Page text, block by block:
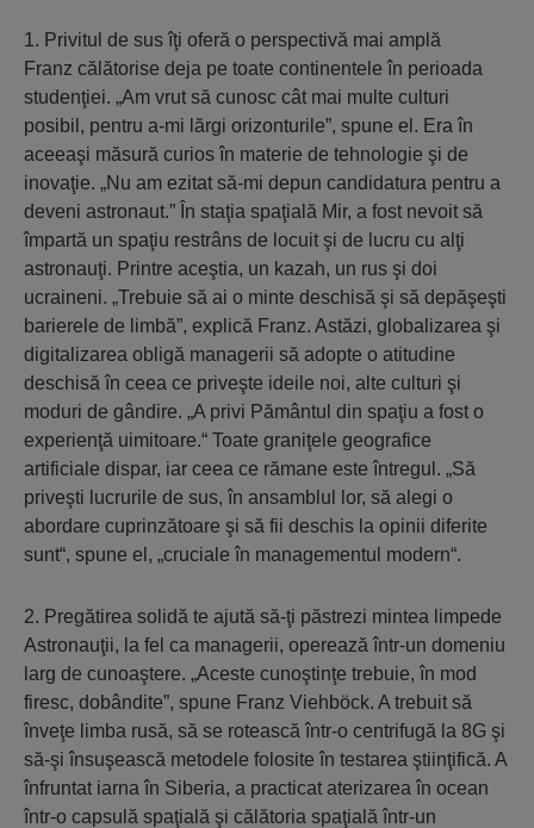
1. Privitul de sus îţi oferă o perspectivă mai amplă
Franz călătorise deja pe toate continentele în perioada
studenţiei. „Am vrut să cunosc cât mai multe culturi
posibil, pentru a-mi lărgi orizonturile”, spune el. Era în
aceeaşi măsură curios în materie de tehnologie şi de
inovaţie. „Nu am ezitat să-mi depun candidatura pentru a
deveni astronaut.” În staţia spaţială Mir, a fost nevoit să
împartă un spaţiu restrâns de locuit şi de lucru cu alţi
astronauţi. Printre aceştia, un kazah, un rus şi doi
ucraineni. „Trebuie să ai o minte deschisă şi să depăşeşti
barierele de limbă”, explică Franz. Astăzi, globalizarea şi
digitalizarea obligă managerii să adopte o atitudine
deschisă în ceea ce priveşte ideile noi, alte culturi şi
moduri de gândire. „A privi Pământul din spaţiu a fost o
experienţă uimitoare.“ Toate graniţele geografice
artificiale dispar, iar ceea ce rămane este întregul. „Să
priveşti lucrurile de sus, în ansamblul lor, să alegi o
abordare cuprinzătoare şi să fii deschis la opinii diferite
sunt“, spune el, „cruciale în managementul modern“.
2. Pregătirea solidă te ajută să-ţi păstrezi mintea limpede
Astronauţii, la fel ca managerii, operează într-un domeniu
larg de cunoaştere. „Aceste cunoştinţe trebuie, în mod
firesc, dobândite”, spune Franz Viehböck. A trebuit să
înveţe limba rusă, să se rotească într-o centrifugă la 8G şi
să-şi însuşească metodele folosite în testarea ştiinţifică. A
înfruntat iarna în Siberia, a practicat aterizarea în ocean
într-o capsulă spaţială şi călătoria spaţială într-un